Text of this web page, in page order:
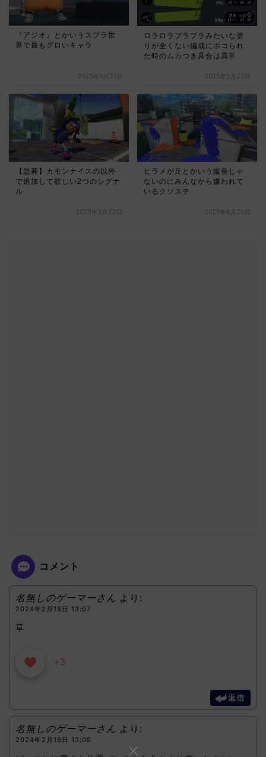
『アジオ』とかいうスプラ世
界で最もグロいキャラ
2025年5月31日
ロラロラブラブラみたいな塗
りが全くない編成にボコられ
た時のムカつき具合は異常
2025年5月25日
【急募】カモンナイスの以外
で追加して欲しい2つのシグナ
ル
2025年3月22日
ヒラメが丘とかいう縦長じゃ
ないのにみんなから嫌われて
いるクソステ
2025年8月26日
コメント
名無しのゲーマーさん より:
2024年2月18日 13:07
草
+3
返信
名無しのゲーマーさん より:
2024年2月18日 13:09